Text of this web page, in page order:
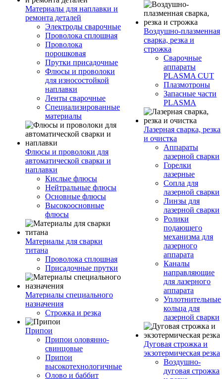
Материалы для наплавки и
ремонта деталей
Электроды сварочные
Проволока сплошная
Проволока
порошковая
Прутки присадочные
Флюсы и проволоки
для износостойкой
наплавки
Ленты сварочные
Специализированные
материалы
Флюсы и проволоки для
автоматической сварки и
наплавки
Кислые флюсы
Нейтральные флюсы
Основные флюсы
Высокоосновные
флюсы
Материалы для сварки
титана
Проволока сплошная
Присадочные прутки
Материалы специального
назначения
Строжка и резка
Припои
Припои оловянно-
свинцовые
Припои
высокотехнологичные
Олово и баббит
Воздушно-плазменная
сварка, резка и
строжка
Сварочные
аппараты
PLASMA CUT
Плазмотроны
Запасные части
PLASMA
Лазерная сварка, резка
и очистка
Аппараты
лазерной сварки
Горелки
лазерные
Сопла для
лазерной сварки
Линзы для
лазерной сварки
Ролики
подающего
механизма для
лазерного
аппарата
Каналы
направляющие
для лазерного
аппарата
Уплотнительные
кольца для
лазерной сварки
Дуговая строжка и
экзотермическая резка
Воздушно-
дуговая строжка